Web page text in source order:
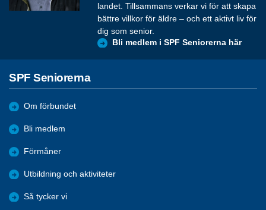
landet. Tillsammans verkar vi för att skapa
bättre villkor för äldre – och ett aktivt liv för
dig som senior.
Bli medlem i SPF Seniorerna här
SPF Seniorerna
Om förbundet
Bli medlem
Förmåner
Utbildning och aktiviteter
Så tycker vi